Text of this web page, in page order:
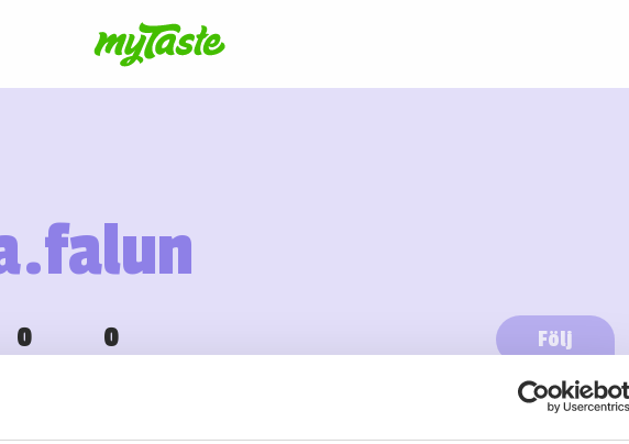
0 0 Följ
Logga in för att följa